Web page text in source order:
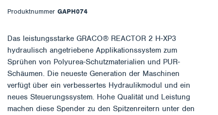
Produktnummer GAPH074
Das leistungsstarke GRACO® REACTOR 2 H-XP3
hydraulisch angetriebene Applikationssystem zum
Sprühen von Polyurea-Schutzmaterialien und PUR-
Schäumen. Die neueste Generation der Maschinen
verfügt über ein verbessertes Hydraulikmodul und ein
neues Steuerungssystem. Hohe Qualität und Leistung
machen diese Spender zu den Spitzenreitern unter den